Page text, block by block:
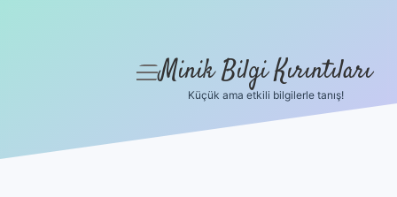
menüyü
Minik Bilgi Kırıntıları
Küçük ama etkili bilgilerle tanış!